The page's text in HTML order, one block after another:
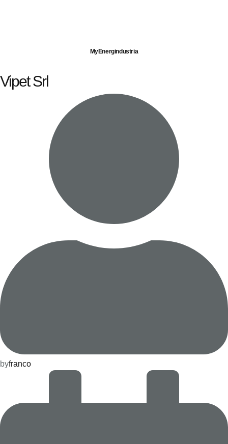
MyEnergindustria
Vipet Srl
byfranco